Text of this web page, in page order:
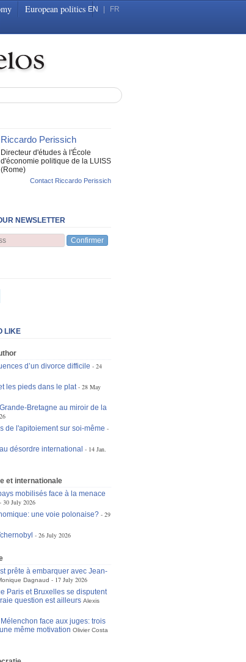
European politics EN FR
Riccardo Perissich
Directeur d'études à l'École
d'économie politique de la LUISS
(Rome)
Contact Riccardo Perissich
NEWSLETTER
Confirmer
LIKE
d’un divorce difficile
24
les pieds dans le plat
28 May
Bretagne au miroir de la
de l'apitoiement sur soi-même
désordre international
14 Jan.
et internationale
mobilisés face à la menace
30 July 2026
une voie polonaise?
29
26 July 2026
prête à embarquer avec Jean-
Dagnaud
17 July 2026
Paris et Bruxelles se disputent
question est ailleurs Alexis
face aux juges: trois
même motivation Olivier Costa